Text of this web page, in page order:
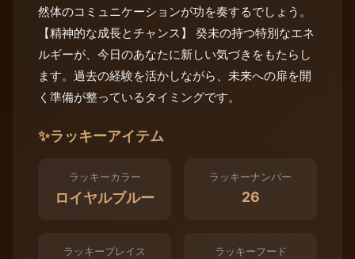
然体のコミュニケーションが功を奏するでしょう。
【精神的な成長とチャンス】 癸未の持つ特別なエネ
ルギーが、今日のあなたに新しい気づきをもたらし
ます。過去の経験を活かしながら、未来への扉を開
く準備が整っているタイミングです。
✨ラッキーアイテム
ラッキーカラー
ロイヤルブルー
ラッキーナンバー
26
ラッキープレイス ラッキーフード